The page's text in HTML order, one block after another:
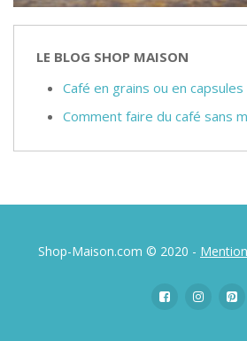
LE BLOG SHOP MAISON
Café en grains ou en capsules
Comment faire du café sans
Shop-Maison.com © 2020 -